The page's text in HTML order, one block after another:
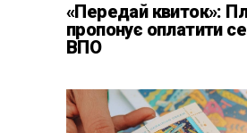
«Передай квиток»:
пропонує оплатити
ВПО